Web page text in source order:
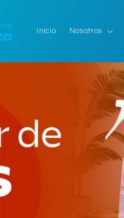
Inicio Nosotros